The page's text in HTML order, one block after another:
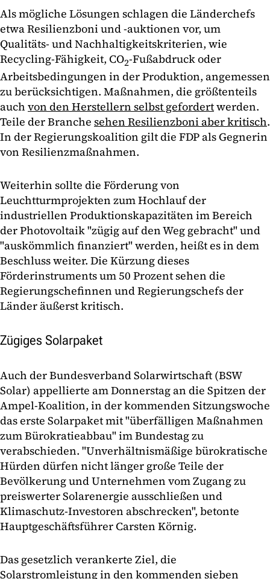
Als mögliche Lösungen schlagen die Länderchefs
etwa Resilienzboni und -auktionen vor, um
Qualitäts- und Nachhaltigkeitskriterien, wie
Recycling-Fähigkeit, CO2-Fußabdruck oder
Arbeitsbedingungen in der Produktion, angemessen
zu berücksichtigen. Maßnahmen, die größtenteils
auch von den Herstellern selbst gefordertwerden.
Teile der Branche sehen Resilienzboni aber kritisch.
In der Regierungskoalition gilt die FDP als Gegnerin
von Resilienzmaßnahmen.
Weiterhin sollte die Förderung von
Leuchtturmprojekten zum Hochlauf der
industriellen Produktionskapazitäten im Bereich
der Photovoltaik "zügig auf den Weg gebracht" und
"auskömmlich finanziert" werden, heißt es in dem
Beschluss weiter. Die Kürzung dieses
Förderinstruments um 50 Prozent sehen die
Regierungschefinnen und Regierungschefs der
Länder äußerst kritisch.
Zügiges Solarpaket
Auch der Bundesverband Solarwirtschaft (BSW
Solar) appellierte am Donnerstag an die Spitzen der
Ampel-Koalition, in der kommenden Sitzungswoche
das erste Solarpaket mit "überfälligen Maßnahmen
zum Bürokratieabbau" im Bundestag zu
verabschieden. "Unverhältnismäßige bürokratische
Hürden dürfen nicht länger große Teile der
Bevölkerung und Unternehmen vom Zugang zu
preiswerter Solarenergie ausschließen und
Klimaschutz-Investoren abschrecken", betonte
Hauptgeschäftsführer Carsten Körnig.
Das gesetzlich verankerte Ziel, die
Solarstromleistung in den kommenden sieben